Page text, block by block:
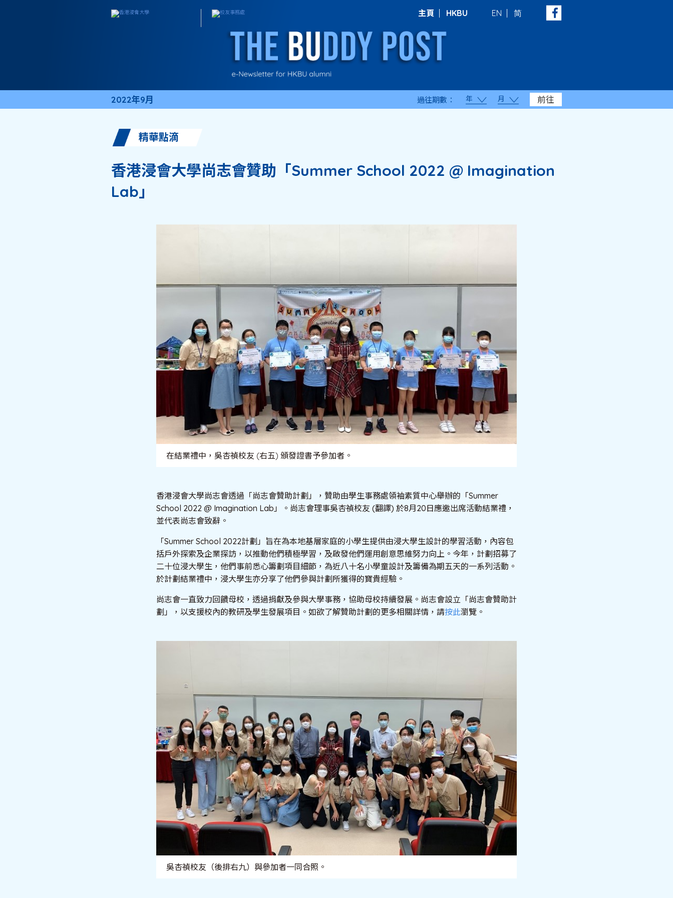
主頁 HKBU EN 简
2022年9月 過往期數： 年 月 前往
精華點滴
香港浸會大學尚志會贊助「Summer School 2022 @ Imagination
Lab」
在結業禮中，吳杏禎校友 (右五) 頒發證書予參加者。
香港浸會大學尚志會透過「尚志會贊助計劃」，贊助由學生事務處領袖素質中心舉辦的「Summer
School 2022 @ Imagination Lab」。尚志會理事吳杏禎校友 (翻譯) 於8月20日應邀出席活動結業禮，
並代表尚志會致辭。
「Summer School 2022計劃」旨在為本地基層家庭的小學生提供由浸大學生設計的學習活動，內容包
括戶外探索及企業探訪，以推動他們積極學習，及啟發他們運用創意思維努力向上。今年，計劃招募了
二十位浸大學生，他們事前悉心籌劃項目細節，為近八十名小學童設計及籌備為期五天的一系列活動。
於計劃結業禮中，浸大學生亦分享了他們參與計劃所獲得的寶貴經驗。
尚志會一直致力回饋母校，透過捐獻及參與大學事務，協助母校持續發展。尚志會設立「尚志會贊助計
劃」，以支援校內的教研及學生發展項目。如欲了解贊助計劃的更多相關詳情，請按此瀏覽。
吳杏禎校友（後排右九）與參加者一同合照。